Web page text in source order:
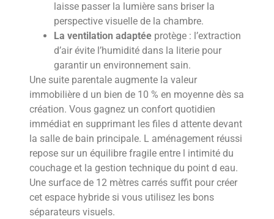
laisse passer la lumière sans briser la
perspective visuelle de la chambre.
La ventilation adaptée protège : l’extraction
d’air évite l’humidité dans la literie pour
garantir un environnement sain.
Une suite parentale augmente la valeur
immobilière d un bien de 10 % en moyenne dès sa
création. Vous gagnez un confort quotidien
immédiat en supprimant les files d attente devant
la salle de bain principale. L aménagement réussi
repose sur un équilibre fragile entre l intimité du
couchage et la gestion technique du point d eau.
Une surface de 12 mètres carrés suffit pour créer
cet espace hybride si vous utilisez les bons
séparateurs visuels.